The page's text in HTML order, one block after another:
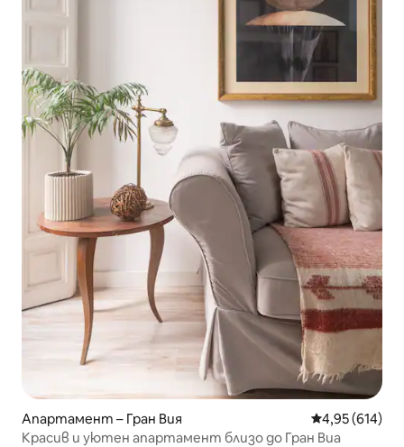
Апартамент – Гран Вия Средна
4,95 (614)
Красив и уютен апартамент близо до Гран Виа